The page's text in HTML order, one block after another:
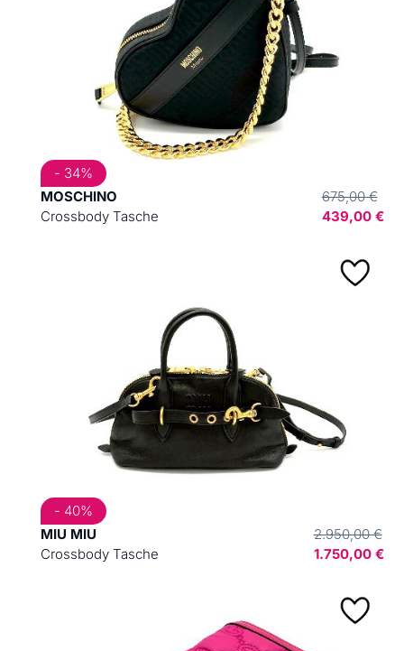
MOSCHINO
Crossbody Tasche
675,00 €
439,00 €
- 34%
MIU MIU
Crossbody Tasche
2.950,00 €
1.750,00 €
- 40%